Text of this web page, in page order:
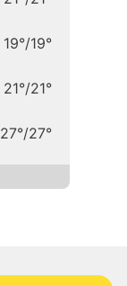
19°/19°
21°/21°
27°/27°